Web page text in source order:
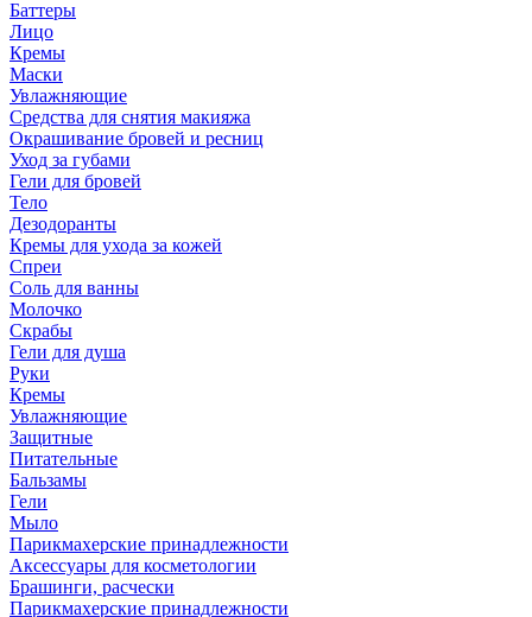
Баттеры
Лицо
Кремы
Маски
Увлажняющие
Средства для снятия макияжа
Окрашивание бровей и ресниц
Уход за губами
Гели для бровей
Тело
Дезодоранты
Кремы для ухода за кожей
Спреи
Соль для ванны
Молочко
Скрабы
Гели для душа
Руки
Кремы
Увлажняющие
Защитные
Питательные
Бальзамы
Гели
Мыло
Парикмахерские принадлежности
Аксессуары для косметологии
Брашинги, расчески
Парикмахерские принадлежности